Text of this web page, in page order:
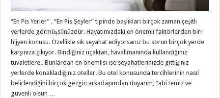
“En Pis Yerler” , “En Pis Şeyler” tipinde başlıkları birçok zaman çeşitli
yerlerde görmüşsünüzdür. Hayatımızdaki en önemli faktörlerden biri
hijyen konusu. Özellikle sık seyahat ediyorsanız bu sorun birçok yerde
karşınıza çıkıyor. Bindiğiniz uçaktan, havalimanında kullandığınız
tuvaletlere.. Bunlardan en önemlisi ise seyahatlerinizde gittiğiniz
yerlerde konakladığınız oteller. Bu otel konusunda tercihlerinin nasıl
belirlendiğini birçok gezgin arkadaşımdan duyarım, “abi temiz ve
güvenli olsun …